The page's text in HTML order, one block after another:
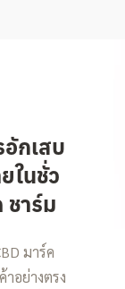
กเสบ
ในชั่ว
ชาร์ม
มาร์ค
อย่างตรง